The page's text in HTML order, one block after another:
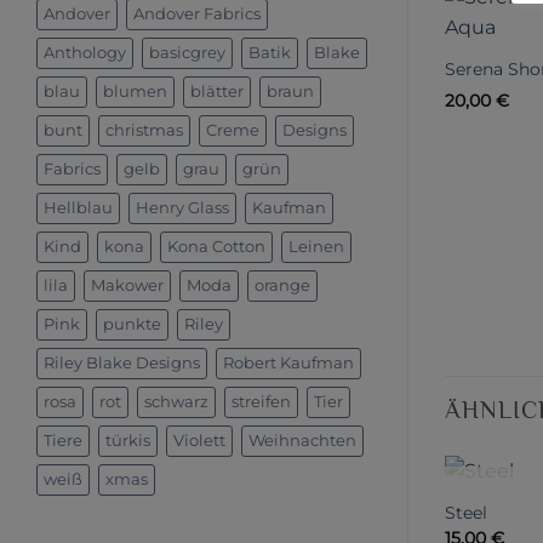
Andover Andover Fabrics
Anthology basicgrey Batik Blake
blau blumen blätter braun
bunt christmas Creme Designs
Fabrics gelb grau grün
Hellblau Henry Glass Kaufman
Kind kona Kona Cotton Leinen
lila Makower Moda orange
Pink punkte Riley
Riley Blake Designs Robert Kaufman
rosa rot schwarz streifen Tier
Tiere türkis Violett Weihnachten
weiß xmas
Serena
20,00 €
Steel
15,00 €